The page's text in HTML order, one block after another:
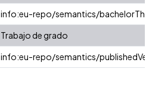
info:eu-repo/semantics/
Trabajo de grado
info:eu-repo/semantics/